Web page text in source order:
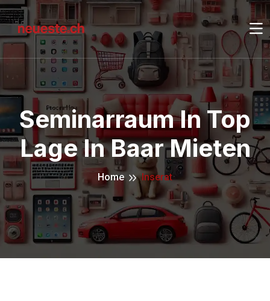
Seminarraum In Top
Lage In Baar Mieten
Home Inserat